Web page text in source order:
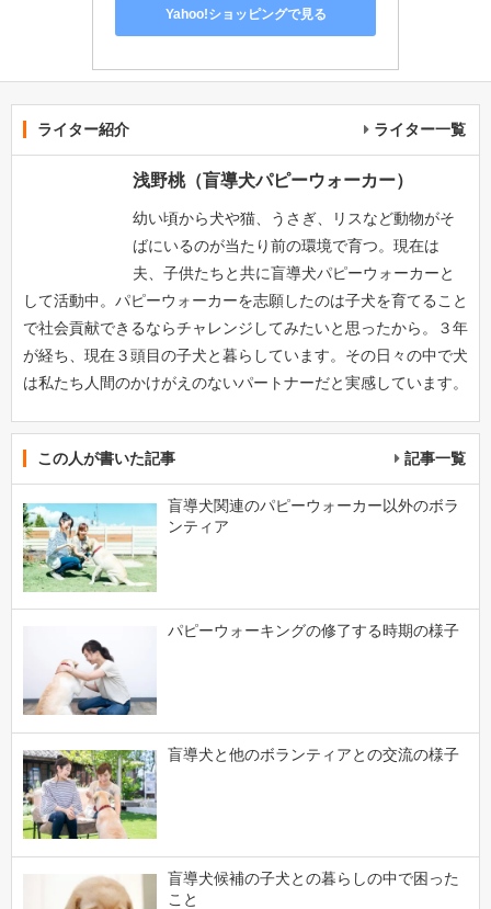
Yahoo!ショッピングで見る
ライター紹介 ライター一覧
浅野桃（盲導犬パピーウォーカー）
幼い頃から犬や猫、うさぎ、リスなど動物がそ
ばにいるのが当たり前の環境で育つ。現在は
夫、子供たちと共に盲導犬パピーウォーカーと
して活動中。パピーウォーカーを志願したのは子犬を育てること
で社会貢献できるならチャレンジしてみたいと思ったから。３年
が経ち、現在３頭目の子犬と暮らしています。その日々の中で犬
は私たち人間のかけがえのないパートナーだと実感しています。
この人が書いた記事 記事一覧
盲導犬関連のパピーウォーカー以外のボラ
ンティア
パピーウォーキングの修了する時期の様子
盲導犬と他のボランティアとの交流の様子
盲導犬候補の子犬との暮らしの中で困った
こと